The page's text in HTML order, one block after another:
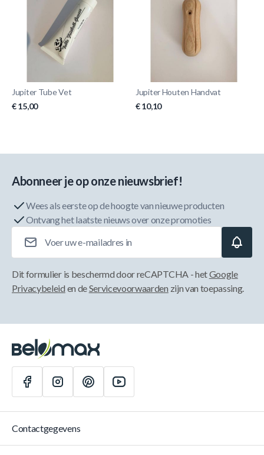
Jupiter Tube Vet
€ 15,00
Jupiter Houten Handvat
€ 10,10
Abonneer je op onze nieuwsbrief!
Wees als eerste op de hoogte van nieuwe producten
Ontvang het laatste nieuws over onze promoties
Dit formulier is beschermd door reCAPTCHA - hetGoogle
Privacybeleid en deServicevoorwaarden zijn van toepassing.
Contactgegevens